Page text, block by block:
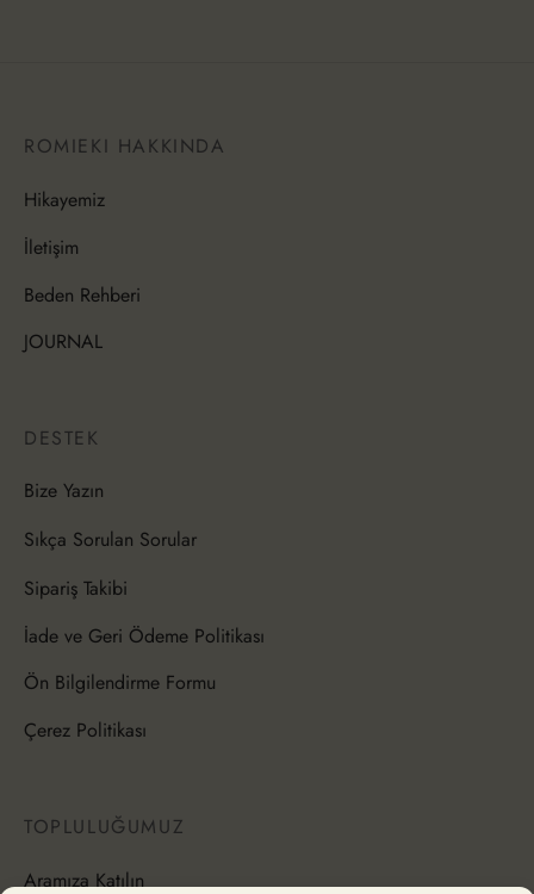
ROMIEKI HAKKINDA
Hikayemiz
İletişim
Beden Rehberi
JOURNAL
DESTEK
Bize Yazın
Sıkça Sorulan Sorular
Sipariş Takibi
İade ve Geri Ödeme Politikası
Ön Bilgilendirme Formu
Çerez Politikası
TOPLULUĞUMUZ
Aramıza Katılın